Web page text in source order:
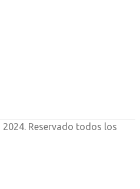
Reservado todos los